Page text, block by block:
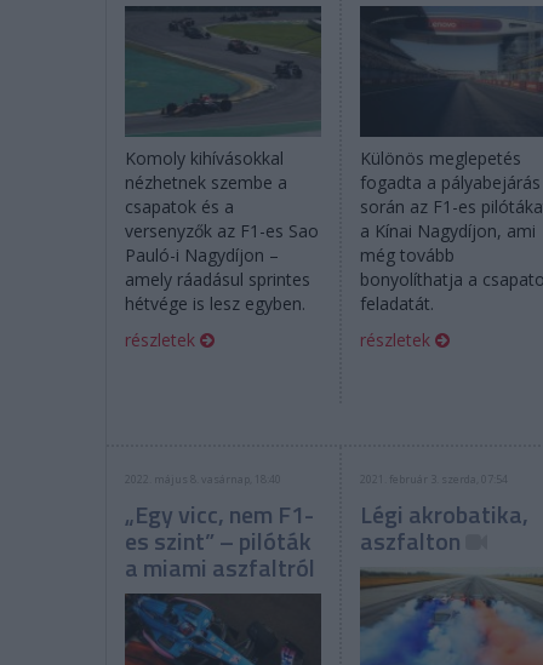
Komoly kihívásokkal
nézhetnek szembe a
csapatok és a
versenyzők az F1-es Sao
Pauló-i Nagydíjon –
amely ráadásul sprintes
hétvége is lesz egyben.
részletek
Különös meglepetés
fogadta a pályabejárás
során az F1-es
a Kínai Nagydíjon, ami
még tovább
bonyolíthatja a
feladatát.
részletek
2022. május 8. vasárnap, 18:40
„Egy vicc, nem F1-
es szint” – pilóták
a miami aszfaltról
2021. február 3. szerda, 07:54
Légi akrobatika,
aszfalton